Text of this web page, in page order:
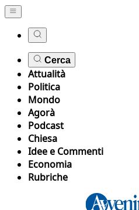
Cerca
Attualità
Politica
Mondo
Agorà
Podcast
Chiesa
Idee e Commenti
Economia
Rubriche